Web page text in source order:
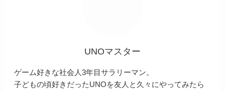
UNOマスター
ゲーム好きな社会人3年目サラリーマン。
子どもの頃好きだったUNOを友人と久々にやってみたら